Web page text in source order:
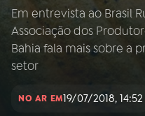
02A RÁDIO
Em entrevista ao Brasil
Associação dos
Bahia fala mais sobre a
setor
NO AR EM19/07/2018, 14:52